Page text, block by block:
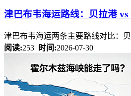
津巴布韦海运路线：贝拉港 vs
津巴布韦海运两条主要路线对比：
阅读:253 时间:2026-07-30